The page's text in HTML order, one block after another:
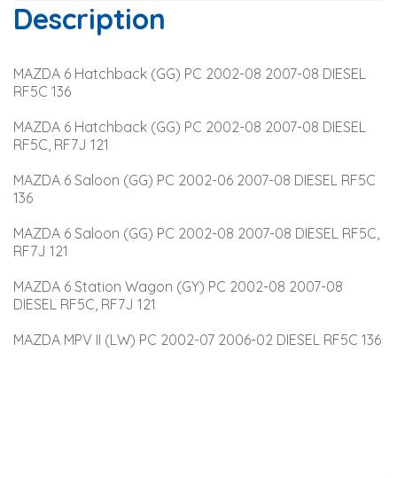
Description
MAZDA 6 Hatchback (GG) PC 2002-08 2007-08 DIESEL
RF5C 136
MAZDA 6 Hatchback (GG) PC 2002-08 2007-08 DIESEL
RF5C, RF7J 121
MAZDA 6 Saloon (GG) PC 2002-06 2007-08 DIESEL RF5C
136
MAZDA 6 Saloon (GG) PC 2002-08 2007-08 DIESEL RF5C,
RF7J 121
MAZDA 6 Station Wagon (GY) PC 2002-08 2007-08
DIESEL RF5C, RF7J 121
MAZDA MPV II (LW) PC 2002-07 2006-02 DIESEL RF5C 136